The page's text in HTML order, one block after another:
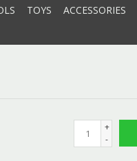
TOYS ACCESSORIES
+
-